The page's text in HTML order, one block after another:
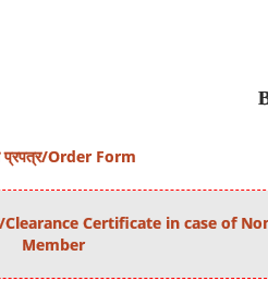
Order Form
Clearance Certificate in case of
Member